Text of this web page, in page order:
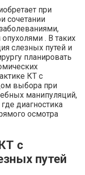
при
сочетании
. В таких
слезных путей и
планировать
КТ с
выбора при
манипуляций,
диагностика
осмотра
с
путей